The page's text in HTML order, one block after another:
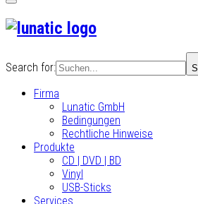
Toggle
navigation
Search for:
Firma
Lunatic GmbH
Bedingungen
Rechtliche Hinweise
Produkte
CD | DVD | BD
Vinyl
USB-Sticks
Services